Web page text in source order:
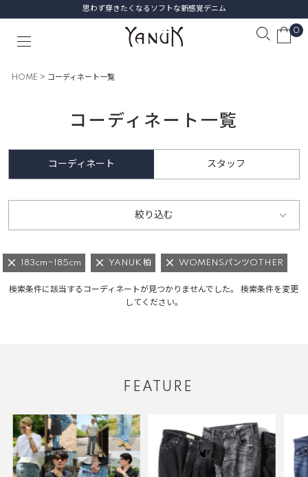
思わず穿きたくなるソフトな新感覚デニム
0
HOME コーディネート一覧
コーディネート一覧
コーディネート スタッフ
絞り込む
183cm~185cm YANUK 柏 WOMENSパンツOTHER
検索条件に該当するコーディネートが見つかりませんでした。 検索条件を変更
してください。
FEATURE